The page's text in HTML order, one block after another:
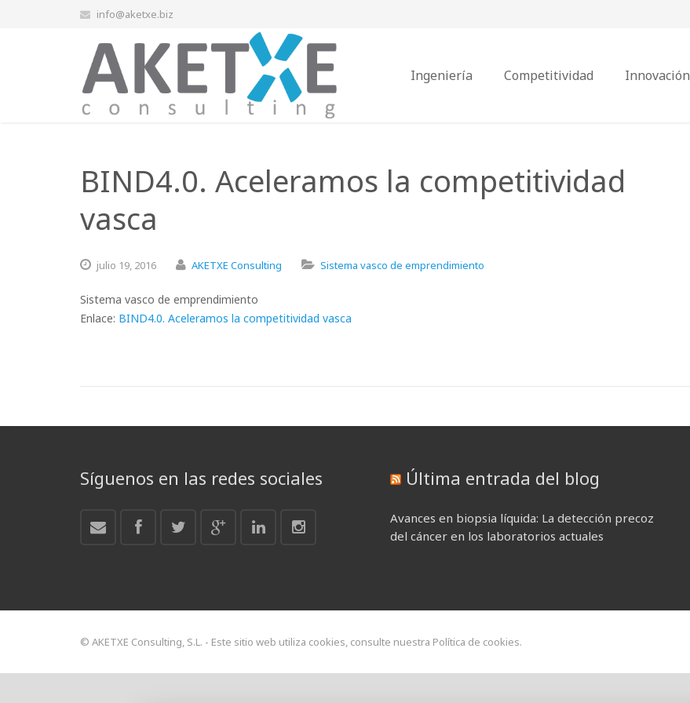
info@aketxe.biz
Ingeniería Competitividad Innovación
BIND4.0. Aceleramos la competitividad
vasca
julio 19, 2016 AKETXE Consulting Sistema vasco de emprendimiento
Sistema vasco de emprendimiento
Enlace: BIND4.0. Aceleramos la competitividad vasca
Síguenos en las redes sociales Última entrada del blog
Avances en biopsia líquida: La detección precoz
del cáncer en los laboratorios actuales
© AKETXE Consulting, S.L. - Este sitio web utiliza cookies, consulte nuestra Política de cookies.